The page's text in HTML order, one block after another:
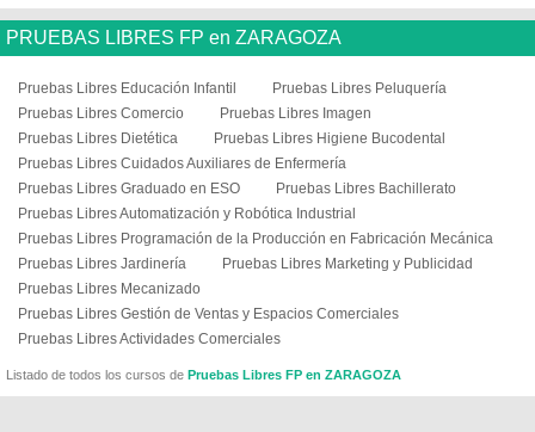
PRUEBAS LIBRES FP en ZARAGOZA
Pruebas Libres Educación Infantil
Pruebas Libres Peluquería
Pruebas Libres Comercio
Pruebas Libres Imagen
Pruebas Libres Dietética
Pruebas Libres Higiene Bucodental
Pruebas Libres Cuidados Auxiliares de Enfermería
Pruebas Libres Graduado en ESO
Pruebas Libres Bachillerato
Pruebas Libres Automatización y Robótica Industrial
Pruebas Libres Programación de la Producción en Fabricación Mecánica
Pruebas Libres Jardinería
Pruebas Libres Marketing y Publicidad
Pruebas Libres Mecanizado
Pruebas Libres Gestión de Ventas y Espacios Comerciales
Pruebas Libres Actividades Comerciales
Listado de todos los cursos de Pruebas Libres FP en ZARAGOZA